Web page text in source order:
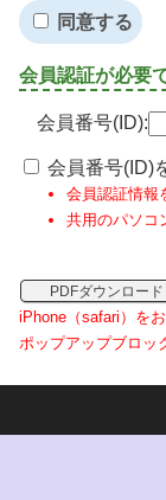
同意する
会員認証が必要
会員番号(ID):
会員番号(ID)
会員認証情報
共用のパソコ
PDFダウンロード
iPhone（safari）を
ポップアップブロッ